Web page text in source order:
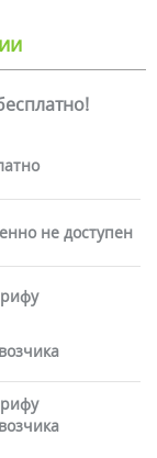
не доступен